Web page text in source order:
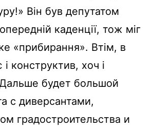
Він був депутатом
каденції, тож міг
«прибирання». Втім, в
конструктив, хоч і
будет большой
с диверсантами,
градостроительства и